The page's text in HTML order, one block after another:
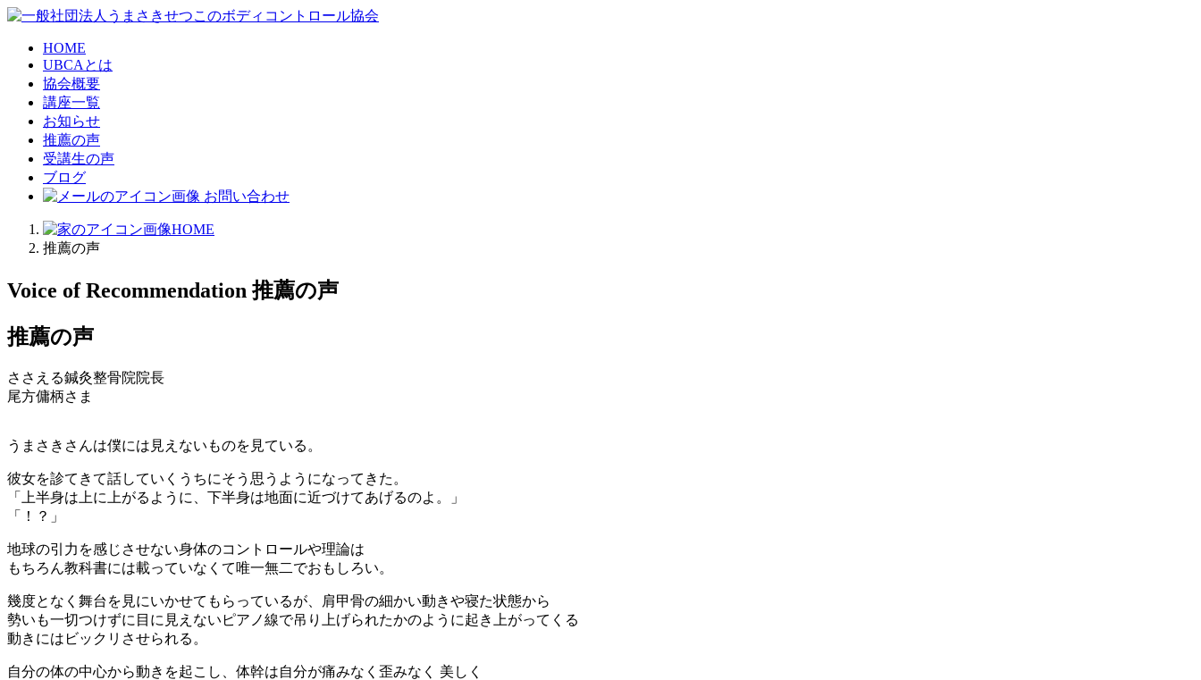
HOME
UBCAとは
協会概要
講座一覧
お知らせ
推薦の声
受講生の声
ブログ
お問い合わせ
HOME
推薦の声
Voice of Recommendation 推薦の声
推薦の声
ささえる鍼灸整骨院院長
尾方傭柄さま
うまさきさんは僕には見えないものを見ている。
彼女を診てきて話していくうちにそう思うようになってきた。
「上半身は上に上がるように、下半身は地面に近づけてあげるのよ。」
「！？」
地球の引力を感じさせない身体のコントロールや理論は
もちろん教科書には載っていなくて唯一無二でおもしろい。
幾度となく舞台を見にいかせてもらっているが、肩甲骨の細かい動きや寝た状態から
勢いも一切つけずに目に見えないピアノ線で吊り上げられたかのように起き上がってくる
動きにはビックリさせられる。
自分の体の中心から動きを起こし、体幹は自分が痛みなく歪みなく 美しく